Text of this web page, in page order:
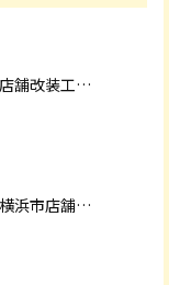
店舗改装工事パート2
横浜市店舗改装